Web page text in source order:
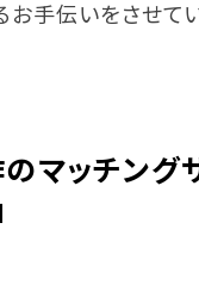
お手伝いをさせて
マッチング